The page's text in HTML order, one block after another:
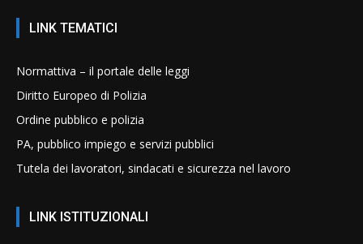
LINK TEMATICI
Normattiva – il portale delle leggi
Diritto Europeo di Polizia
Ordine pubblico e polizia
PA, pubblico impiego e servizi pubblici
Tutela dei lavoratori, sindacati e sicurezza nel lavoro
LINK ISTITUZIONALI